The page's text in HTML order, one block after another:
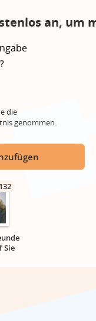
an, um
die
genommen.
132
Sie